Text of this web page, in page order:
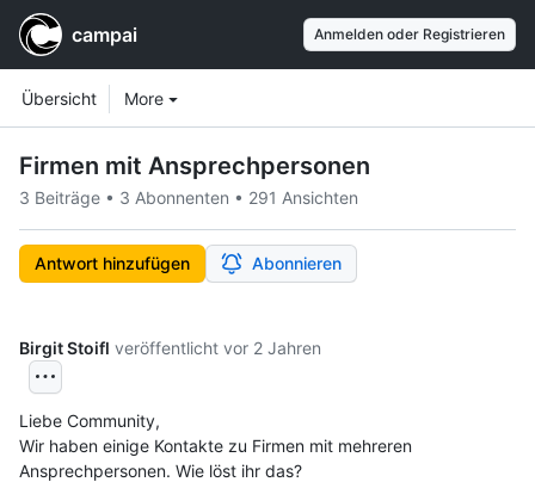
campai Anmelden oder Registrieren
navigation
Übersicht More Workspace items
Firmen mit Ansprechpersonen
3 Beiträge • 3 Abonnenten • 291 Ansichten
Antwort hinzufügen Abonnieren
Birgit Stoifl veröffentlicht vor 2 Jahren
Liebe Community,
Wir haben einige Kontakte zu Firmen mit mehreren
Ansprechpersonen. Wie löst ihr das?